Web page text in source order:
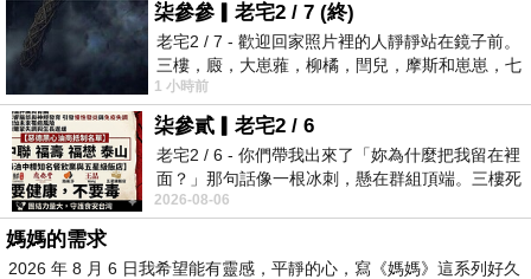
為了怕順序忘記...小海鷗特別照著順序把材料放
好...
另外油的部份這次就是整整用了一整罐...
因為家裏剛好有新的芥花油...聽說很耐高溫...所
以這次就挑選它了...
柒參參▎老宅2 / 7 (終)
老宅2 / 7 - 歡迎回家照片裡的人靜靜站在鏡子前。
三樓，廄，大崽蕥，柳橘，閆兒，摩斯和崽崽，七
個人整整齊齊地站在鏡框之外，如同
1 小時前
柒參貳▎老宅2 / 6
老宅2 / 6 - 你們帶我出來了「妳為什麼把我留在裡
面？」那句話像一根冰刺，懸在群組頂端。三樓死
死盯著照片裡的人。那個人確實站在
2026-08-06
媽媽的需求
2026 年 8 月 6 日我希望能有靈感，平靜的心，寫《媽媽》這系列好久